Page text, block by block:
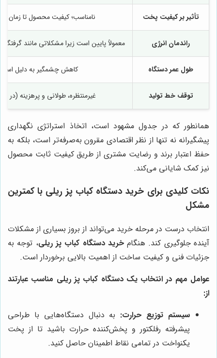
تأثیر بر کیفیت پخت نامناسب؛ کیفیت محصول تا زمان
راندمان انرژی معمولاً پایین است زیرا مشکلاتی مانند
طول عمر دستگاه کاهش چشمگیر به دلیل
توقف خط تولید غیرمنتظره، طولانی و پرهزینه
همانطور که در جدول مشهود است، اتخاذ استراتژی نگهداری
پیشگیرانه نه تنها از نظر اقتصادی مقرون به‌صرفه‌تر است، بلکه به
حفظ اعتبار برند و رضایت مشتری از طریق کیفیت ثابت محصول
نیز کمک شایانی می‌کند.
نکات کلیدی برای خرید دستگاه کباب پز ریلی با کمترین
مشکل
انتخاب درست در مرحله خرید می‌تواند از بروز بسیاری از مشکلات
آینده جلوگیری کند. هنگام خرید دستگاه کباب پز ریلی، توجه به
جزئیات فنی و کیفیت ساخت از اهمیت بالایی برخوردار است.
عوامل مهم در انتخاب یک دستگاه کباب پز ریلی مناسب عبارتند
از:
سیستم توزیع حرارت: به دنبال دستگاه‌هایی با طراحی
پیشرفته رفلکتور و پخش‌کننده حرارت باشید تا از پخت
یکنواخت در تمامی نقاط اطمینان حاصل کنید.